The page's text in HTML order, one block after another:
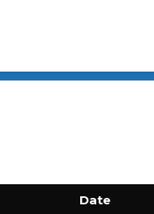
Date